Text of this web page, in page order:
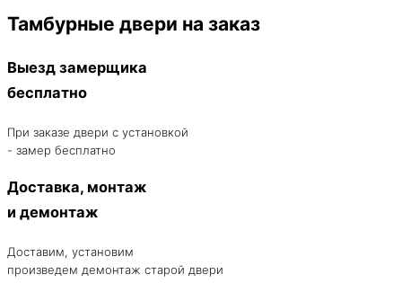
Тамбурные двери на заказ
Выезд замерщика
бесплатно
При заказе двери с установкой
- замер бесплатно
Доставка, монтаж
и демонтаж
Доставим, установим
произведем демонтаж старой двери